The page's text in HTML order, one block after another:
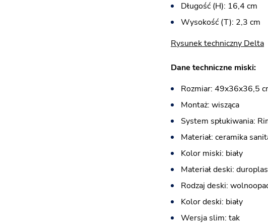
Długość (H): 16,4 cm
Wysokość (T): 2,3 cm
Rysunek techniczny Delta
Dane techniczne miski:
Rozmiar: 49x36x36,5
Montaż: wisząca
System spłukiwania:
Materiał: ceramika
Kolor miski: biały
Materiał deski:
Rodzaj deski:
Kolor deski: biały
Wersja slim: tak